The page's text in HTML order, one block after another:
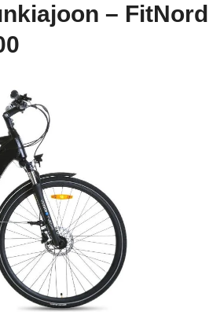
– FitNord